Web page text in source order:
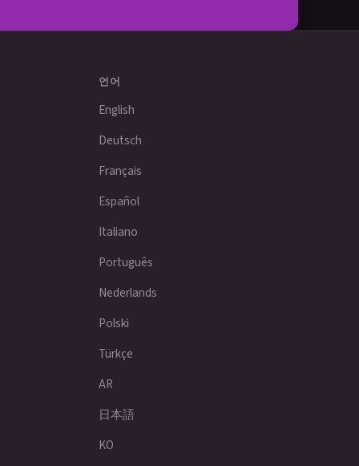
언어
English
Deutsch
Français
Español
Italiano
Português
Nederlands
Polski
Türkçe
AR
日本語
KO